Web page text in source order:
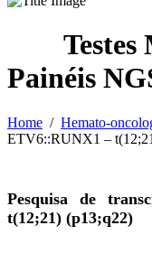
Home / Hemato-
ETV6::RUNX1 –
Pesquisa de
t(12;21) (p13;q22)